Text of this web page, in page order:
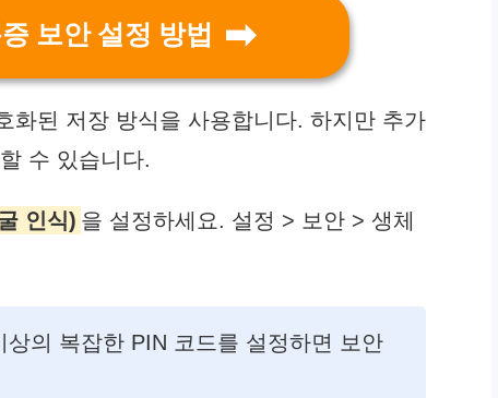
보안 설정 방법
화된 저장 방식을 사용합니다. 하지만 추가
수 있습니다.
인식) 을 설정하세요. 설정 > 보안 > 생체
의 복잡한 PIN 코드를 설정하면 보안